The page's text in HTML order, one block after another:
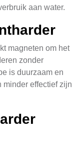
aan water.
magneten om het
zonder
is duurzaam en
minder effectief zijn